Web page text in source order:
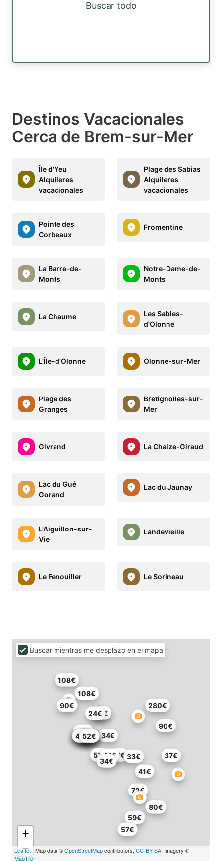
Buscar todo
Destinos Vacacionales
Cerca de Brem-sur-Mer
Île d'Yeu
Alquileres
vacacionales
Plage des Sabias
Alquileres
vacacionales
Pointe des
Corbeaux
Fromentine
La Barre-de-
Monts
Notre-Dame-de-
Monts
La Chaume
Les Sables-
d'Olonne
L'Île-d'Olonne Olonne-sur-Mer
Plage des
Granges
Bretignolles-sur-
Mer
Givrand La Chaize-Giraud
Lac du Gué
Gorand
Lac du Jaunay
L'Aiguillon-sur-
Vie
Landevieille
Le Fenouiller Le Sorineau
90€
108€
108€
59€
57€
90€
35€
34€
51€ 33€
37€
41€
44€ 37€
34€
280€
100€
72€
130€
80€
50€
71€
72€
66€
52€
54€
48€
46€
24€
52€
+
−
Leaflet | Map data ©OpenStreetMapcontributors, CC-BY-SA, Imagery ©
MapTiler
Buscar mientras me desplazo en el mapa